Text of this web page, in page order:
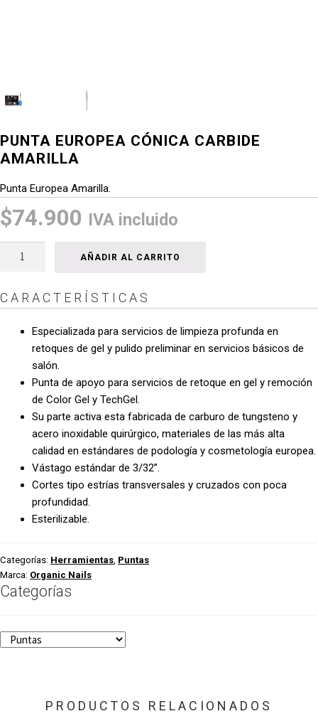
PUNTA EUROPEA CÓNICA CARBIDE
AMARILLA
Punta Europea Amarilla.
$74.900 IVA incluido
Punta
Carbide
cantidad
AÑADIR AL CARRITO
CARACTERÍSTICAS
Especializada para servicios de limpieza profunda en
retoques de gel y pulido preliminar en servicios básicos de
salón.
Punta de apoyo para servicios de retoque en gel y remoción
de Color Gel y TechGel.
Su parte activa esta fabricada de carburo de tungsteno y
acero inoxidable quirúrgico, materiales de las más alta
calidad en estándares de podología y cosmetología europea.
Vástago estándar de 3/32”.
Cortes tipo estrías transversales y cruzados con poca
profundidad.
Esterilizable.
Categorías: Herramientas, Puntas
Marca: Organic Nails
Categorías
PRODUCTOS RELACIONADOS